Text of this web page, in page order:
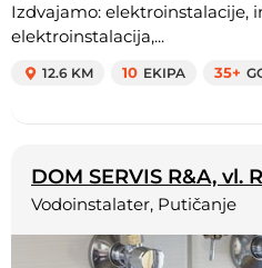
Izdvajamo: elektroinstalacije,
elektroinstalacija,...
12.6 KM 10 EKIPA 35+
DOM SERVIS R&A, vl.
Vodoinstalater, Putičanje